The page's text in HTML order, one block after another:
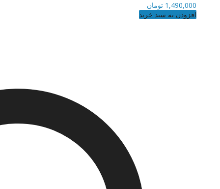
1,490,000 تومان
افزودن به سبد خرید